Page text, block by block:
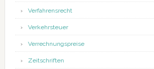
Verfahrensrecht
Verkehrsteuer
Verrechnungspreise
Zeitschriften